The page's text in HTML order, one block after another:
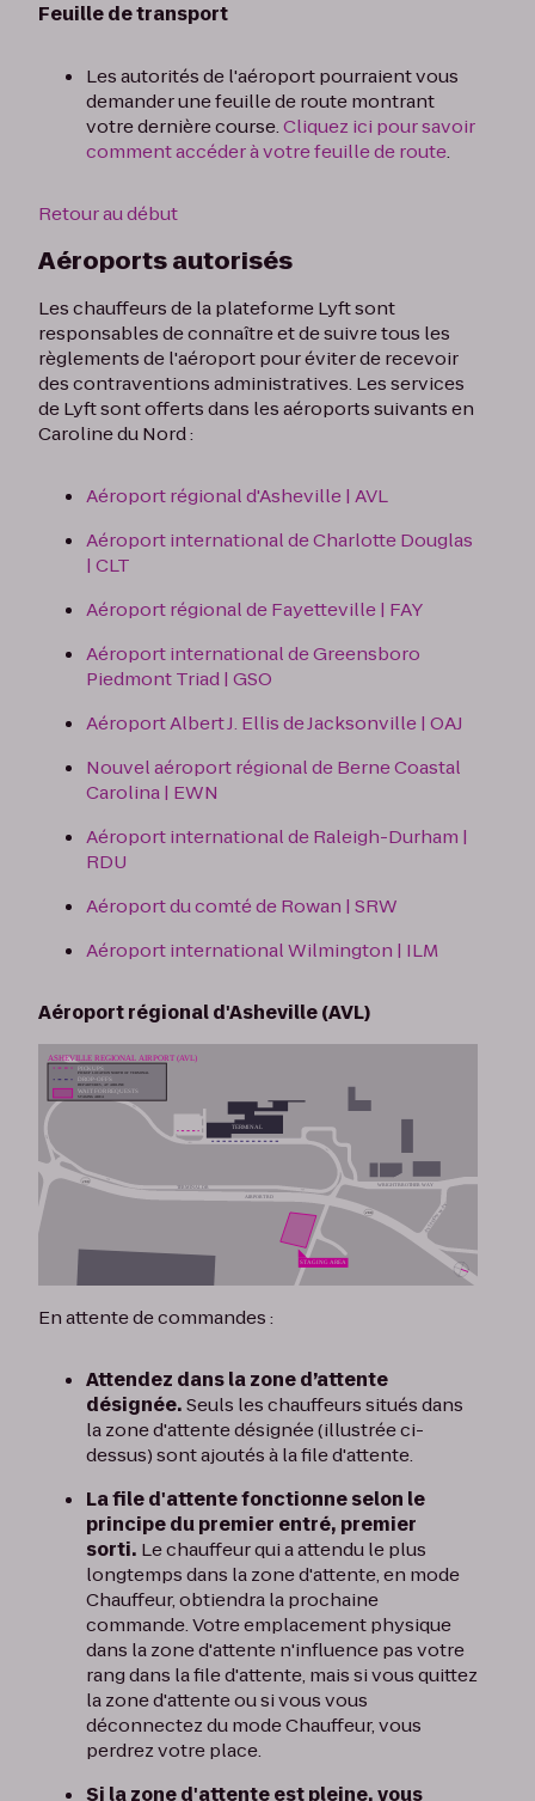
Feuille de transport
Les autorités de l'aéroport pourraient vous
demander une feuille de route montrant
votre dernière course.Cliquez ici pour savoir
comment accéder à votre feuille de route.
Retour au début
Aéroports autorisés
Les chauffeurs de la plateforme Lyft sont
responsables de connaître et de suivre tous les
règlements de l'aéroport pour éviter de recevoir
des contraventions administratives. Les services
de Lyft sont offerts dans les aéroports suivants en
Caroline du Nord :
Aéroport régional d'Asheville | AVL
Aéroport international de Charlotte Douglas
| CLT
Aéroport régional de Fayetteville | FAY
Aéroport international de Greensboro
Piedmont Triad | GSO
Aéroport Albert J. Ellis de Jacksonville | OAJ
Nouvel aéroport régional de Berne Coastal
Carolina | EWN
Aéroport international de Raleigh-Durham |
RDU
Aéroport du comté de Rowan | SRW
Aéroport international Wilmington | ILM
Aéroport régional d'Asheville (AVL)
En attente de commandes :
Attendez dans la zone d’attente
désignée.Seuls les chauffeurs situés dans
la zone d'attente désignée (illustrée ci-
dessus) sont ajoutés à la file d'attente.
La file d'attente fonctionne selon le
principe du premier entré, premier
sorti. Le chauffeur qui a attendu le plus
longtemps dans la zone d'attente, en mode
Chauffeur, obtiendra la prochaine
commande. Votre emplacement physique
dans la zone d'attente n'influence pas votre
rang dans la file d'attente, mais si vous quittez
la zone d'attente ou si vous vous
déconnectez du mode Chauffeur, vous
perdrez votre place.
Si la zone d'attente est pleine, vous